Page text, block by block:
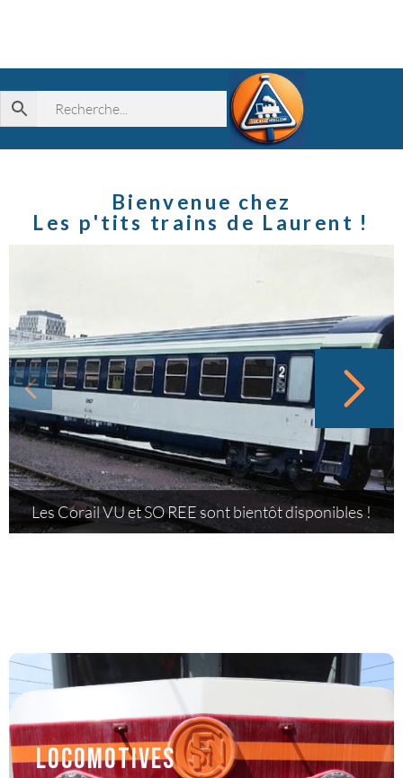
Bienvenue chez
Les p'tits trains de Laurent !
Les Corail VU et SO REE sont bientôt disponibles !
Locomotives